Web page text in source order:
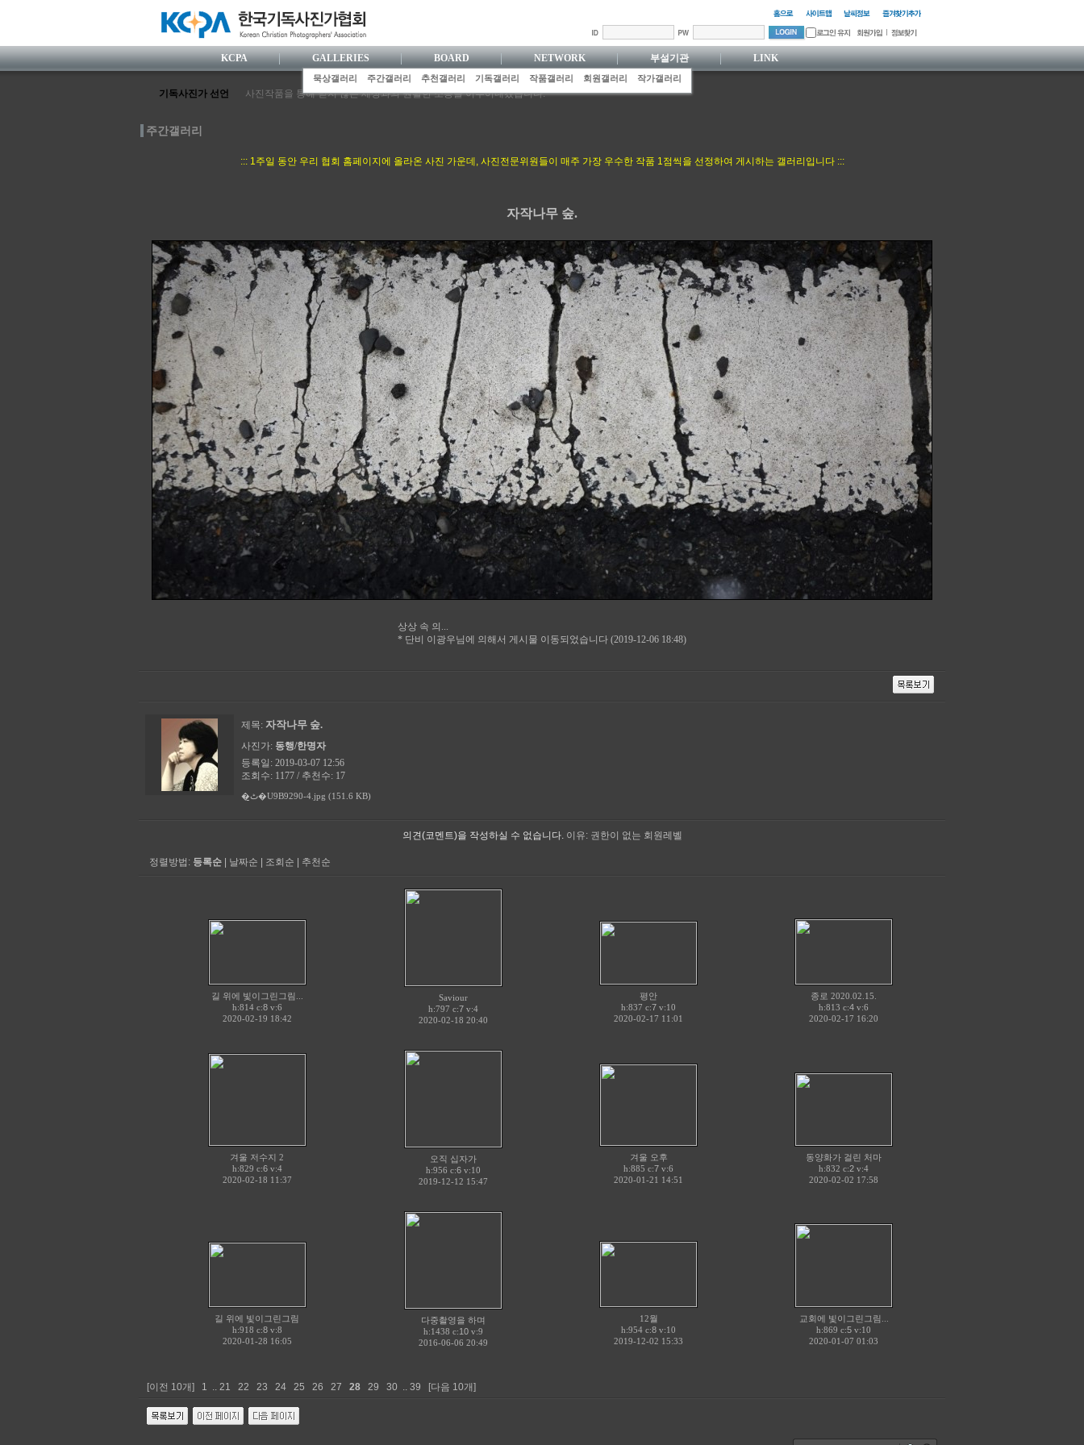
KCPA GALLERIES
묵상갤러리 주간갤러리 추천갤러리 기독갤러리 작품갤러리 회원갤러리 작가갤러리
BOARD NETWORK 부설기관 LINK
기독사진가 선언
사진작품을 통해 믿지 않는 세상과의 원활한 소통을 이루어내겠습니다.
사진영상 속에 기독교 복음을 담아내기 위해 최선을 다하겠습니다.
주간갤러리
::: 1주일 동안 우리 협회 홈페이지에 올라온 사진 가운데, 사진전문위원들이 매주 가장 우수한 작품 1점씩을 선정하여 게시하는 갤러리입니다 :::
자작나무 숲.
상상 속 의...
* 단비 이광우님에 의해서 게시물 이동되었습니다 (2019-12-06 18:48)
제목: 자작나무 숲.
사진가: 동행/한명자
등록일: 2019-03-07 12:56
조회수: 1177 / 추천수: 17
�ٹ̱�U9B9290-4.jpg (151.6 KB)
의견(코멘트)을 작성하실 수 없습니다.이유: 권한이 없는 회원레벨
정렬방법: 등록순 날짜순 조회순 추천순
길 위에 빛이그린그림...
h:814 c:8v:6
2020-02-19 18:42
Saviour
h:797 c:7v:4
2020-02-18 20:40
평안
h:837 c:7 v:10
2020-02-17 11:01
종로 2020.02.15.
h:813 c:4 v:6
2020-02-17 16:20
겨울 저수지 2
h:829 c:6v:4
2020-02-18 11:37
오직 십자가
h:956 c:6v:10
2019-12-12 15:47
겨울 오후
h:885 c:7 v:6
2020-01-21 14:51
동양화가 걸린 처마
h:832 c:2 v:4
2020-02-02 17:58
길 위에 빛이그린그림
h:918 c:8v:8
2020-01-28 16:05
다중촬영을 하며
h:1438 c:10v:9
2016-06-06 20:49
12월
h:954 c:8 v:10
2019-12-02 15:33
교회에 빛이그린그림...
h:869 c:5 v:10
2020-01-07 01:03
[이전 10개] 1 .. 21 22 23 24 25 26 27 28 29 30 .. 39 [다음 10개]